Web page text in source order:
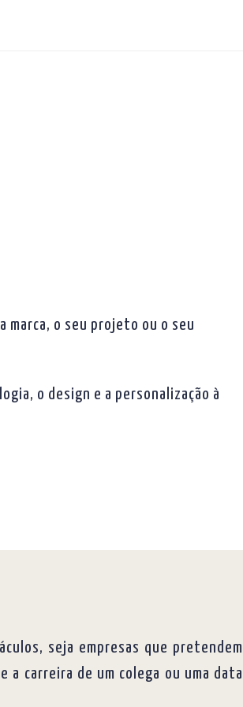
marca, o seu projeto ou o seu
o design e a personalização à
seja empresas que pretendem
carreira de um colega ou uma data